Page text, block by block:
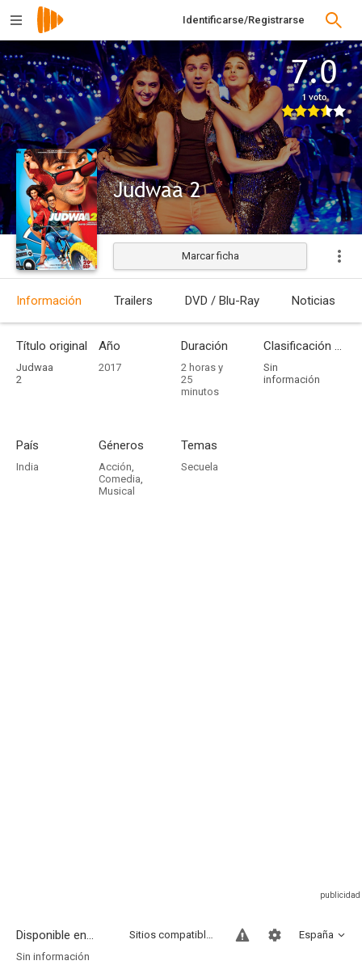
Identificarse/Registrarse
7.0
1 voto
Judwaa 2
Marcar ficha
Información Trailers DVD / Blu-Ray Noticias
Título original
Judwaa
2
Año
2017
Duración
2 horas y
25
minutos
Clasificación por edades
Sin
información
País
India
Géneros
Acción,
Comedia,
Musical
Temas
Secuela
Disponible en... España
Sitios compatibles
Sin información